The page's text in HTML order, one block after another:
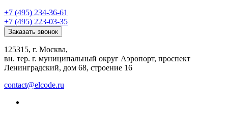
+7 (495) 234-36-61
+7 (495) 223-03-35
Заказать звонок
125315, г. Москва,
вн. тер. г. муниципальный округ Аэропорт, проспект
Ленинградский, дом 68, строение 16
contact@elcode.ru